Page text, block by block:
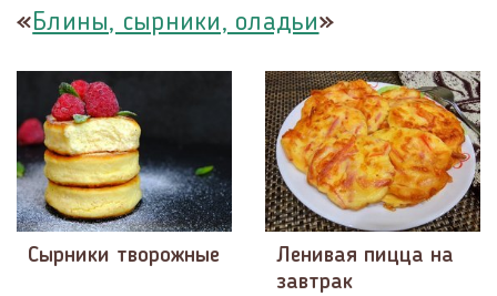
«Блины, сырники, оладьи»
Сырники творожные
Ленивая пицца на
завтрак